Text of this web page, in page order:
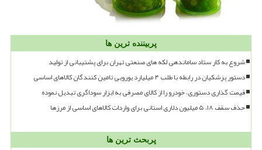
پربیننده ترین ها
شروع به کار ستاد ساماندهی لکه های صنعتی تهران برای پشتیبانی از تولید
دستور پزشکیان در رابطه با طلب ۴ میلیارد یورویی تامین کنندگان کالاهای اساسی
قیمت گذاری دستوری، خودرو را از کالای مصرفی به ابزار سوداگری تبدیل نموده
حذف سقف ۱۸، ۵ میلیون دلاری استانی برای واردات کالاهای اساسی از مرزها
پربحث ترین ها